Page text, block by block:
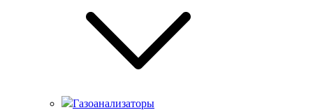
Газоанализаторы